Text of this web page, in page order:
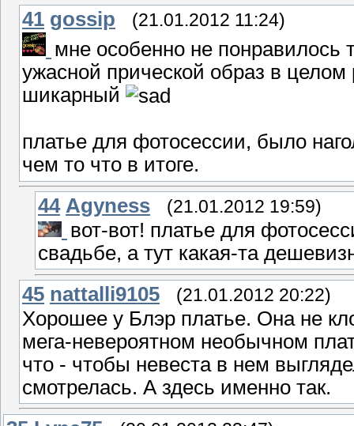
41 gossip (21.01.2012 11:24)
мне особенно не понравилось
ужасной прической образ в
шикарный
платье для фотосессии, было
чем то что в итоге.
44 Agyness (21.01.2012 19:59)
вот-вот! платье для
свадьбе, а тут какая-та
45 nattalli9105 (21.01.2012 20:22)
Хорошее у Блэр платье. Она не
мега-невероятном необычном
что - чтобы невеста в нем
смотрелась. А здесь именно так.